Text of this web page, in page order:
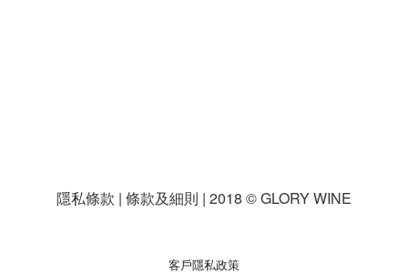
隱私條款 | 條款及細則 | 2018 © GLORY WINE
客戶隱私政策